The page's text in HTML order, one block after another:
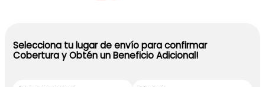
Selecciona tu lugar de envío para confirmar
Cobertura y Obtén un Beneficio Adicional!